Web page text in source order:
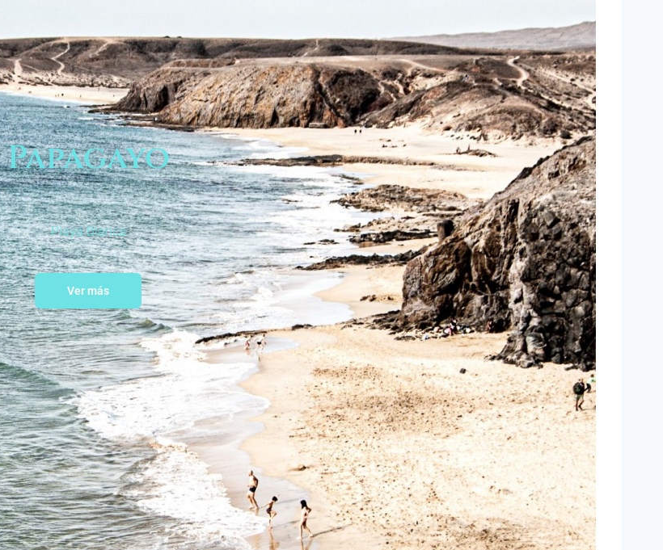
Papagayo
Playa Blanca
Ver más